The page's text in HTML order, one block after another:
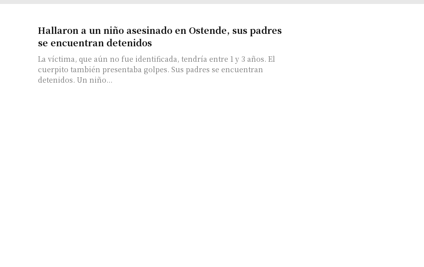
Hallaron a un niño asesinado en Ostende, sus padres
se encuentran detenidos
La víctima, que aún no fue identificada, tendría entre 1 y 3 años. El
cuerpito también presentaba golpes. Sus padres se encuentran
detenidos. Un niño...